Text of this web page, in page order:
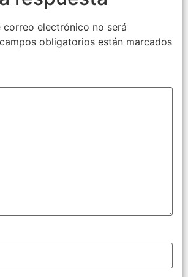
correo electrónico no será
obligatorios están marcados